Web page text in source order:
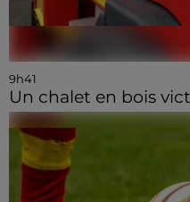
9h41
Un chalet en bois